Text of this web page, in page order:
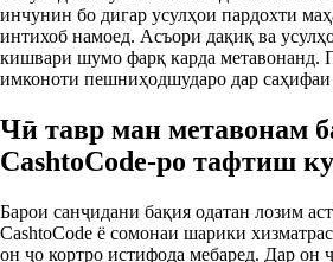
инчунин бо дигар усулҳои пардохти
интихоб намоед. Асъори дақиқ ва
кишвари шумо фарқ карда
имконоти пешниҳодшударо дар саҳифаи
Чӣ тавр ман метавонам
CashtoCode-ро тафтиш
Барои санҷидани бақия одатан лозим
CashtoCode ё сомонаи шарики
он ҷо кортро истифода мебаред. Дар он